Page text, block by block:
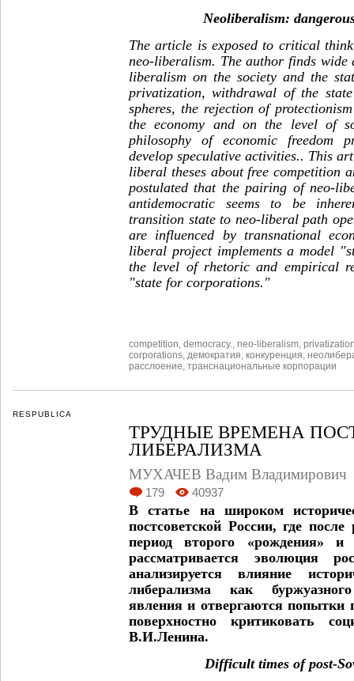
Neoliberalism:
The article is exposed to critical
neo-liberalism. The author finds wide
liberalism on the society and the
privatization, withdrawal of the
spheres, the rejection of
the economy and on the level of
philosophy of economic freedom
develop speculative activities.. This
liberal theses about free competition
postulated that the pairing of neo-
antidemocratic seems to be
transition state to neo-liberal path
are influenced by transnational
liberal project implements a model
the level of rhetoric and empirical
"state for corporations."
competition democracy. neo-liberalism
corporations демократия конкуренция
расслоение транснациональные корпорации
RESPUBLICA
ТРУДНЫЕ ВРЕМЕНА
ЛИБЕРАЛИЗМА
МУХАЧЕВ Вадим Владимирович
179 40937
В статье на широком
постсоветской России, где
период второго «рождения» и
рассматривается эволюция
анализируется влияние
либерализма как буржуазного
явления и отвергаются попытки
поверхностно критиковать
В.И.Ленина.
Difficult times of post-